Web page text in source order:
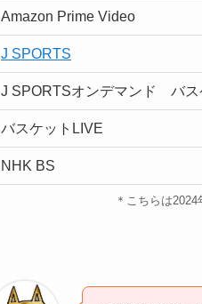
Amazon Prime Video
J SPORTS
J SPORTSオンデマンド バス
バスケットLIVE
NHK BS
＊こちらは